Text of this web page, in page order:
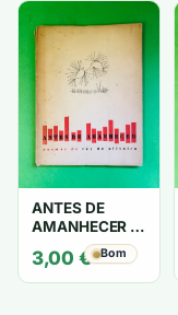
ANTES DE
AMANHECER -
ruy de oliveira
3,00 € Bom